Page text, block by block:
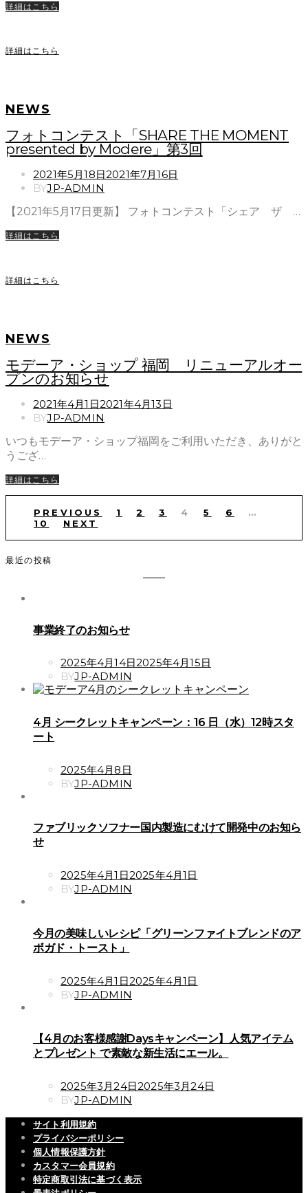
詳細はこちら
詳細はこちら
NEWS
フォトコンテスト「SHARE THE MOMENT
presented by Modere」第3回
POSTED
ON
2021年5月18日2021年7月16日
BYJP-ADMIN
【2021年5月17日更新】 フォトコンテスト「シェア ザ …
詳細はこちら
詳細はこちら
NEWS
モデーア・ショップ 福岡 リニューアルオー
プンのお知らせ
POSTED
ON
2021年4月1日2021年4月13日
BYJP-ADMIN
いつもモデーア・ショップ福岡をご利用いただき、ありがと
うござ…
詳細はこちら
投
ー
ジ
送
PREVIOUS 1 2 3 4 5 6
…
10
NEXT
最近の投稿
事業終了のお知らせ
POSTED
ON
2025年4月14日2025年4月15日
BYJP-ADMIN
4月 シークレットキャンペーン：16 日（水）12時スタ
ート
POSTED
ON
2025年4月8日
BYJP-ADMIN
ファブリックソフナー国内製造にむけて開発中のお知ら
せ
POSTED
ON
2025年4月1日2025年4月1日
BYJP-ADMIN
今月の美味しいレシピ「グリーンファイトブレンドのア
ボガド・トースト」
POSTED
ON
2025年4月1日2025年4月1日
BYJP-ADMIN
【4月のお客様感謝Daysキャンペーン】人気アイテム
とプレゼント で素敵な新生活にエール。
POSTED
ON
2025年3月24日2025年3月24日
BYJP-ADMIN
サイト利用規約
プライバシーポリシー
個人情報保護方針
カスタマー会員規約
特定商取引法に基づく表示